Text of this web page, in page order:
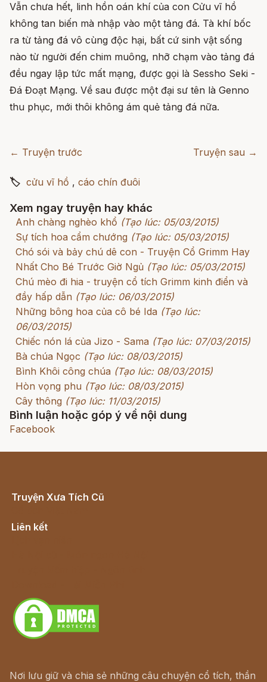
Vẫn chưa hết, linh hồn oán khí của con Cửu vĩ hồ
không tan biến mà nhập vào một tảng đá. Tà khí bốc
ra từ tảng đá vô cùng độc hại, bất cứ sinh vật sống
nào từ người đến chim muông, nhỡ chạm vào tảng đá
đều ngay lập tức mất mạng, được gọi là Sessho Seki -
Đá Đoạt Mạng. Về sau được một đại sư tên là Genno
thu phục, mới thôi không ám quẻ tảng đá nữa.
← Truyện trước Truyện sau →
🏷 cửu vĩ hồ , cáo chín đuôi
Xem ngay truyện hay khác
Anh chàng nghèo khổ (Tạo lúc: 05/03/2015)
Sự tích hoa cẩm chướng (Tạo lúc: 05/03/2015)
Chó sói và bảy chú dê con - Truyện Cổ Grimm Hay
Nhất Cho Bé Trước Giờ Ngủ (Tạo lúc: 05/03/2015)
Chú mèo đi hia - truyện cổ tích Grimm kinh điển và
đầy hấp dẫn (Tạo lúc: 06/03/2015)
Những bông hoa của cô bé Ida (Tạo lúc:
06/03/2015)
Chiếc nón lá của Jizo - Sama (Tạo lúc: 07/03/2015)
Bà chúa Ngọc (Tạo lúc: 08/03/2015)
Bình Khôi công chúa (Tạo lúc: 08/03/2015)
Hòn vọng phu (Tạo lúc: 08/03/2015)
Cây thông (Tạo lúc: 11/03/2015)
Bình luận hoặc góp ý về nội dung
Facebook
Truyện Xưa Tích Cũ
Liên kết
Nơi lưu giữ và chia sẻ những câu chuyện cổ tích, thần